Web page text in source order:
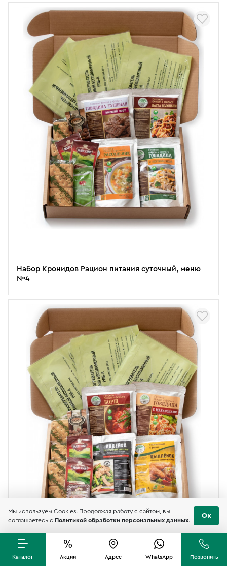
Набор Кронидов Рацион питания суточный, меню
№4
Каталог Акции Адрес WhatsApp Позвонить
Мы используем Cookies. Продолжая работу с сайтом, вы
соглашаетесь с Политикой обработки персональных данных.
Ок